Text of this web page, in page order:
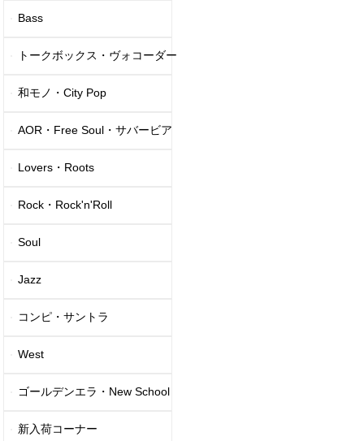
Bass
トークボックス・ヴォコーダー
和モノ・City Pop
AOR・Free Soul・サバービア
Lovers・Roots
Rock・Rock'n'Roll
Soul
Jazz
コンピ・サントラ
West
ゴールデンエラ・New School
新入荷コーナー